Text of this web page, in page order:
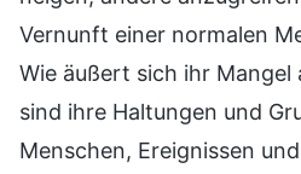
Vernunft einer normalen
Wie äußert sich ihr Mangel
sind ihre Haltungen und
Menschen, Ereignissen